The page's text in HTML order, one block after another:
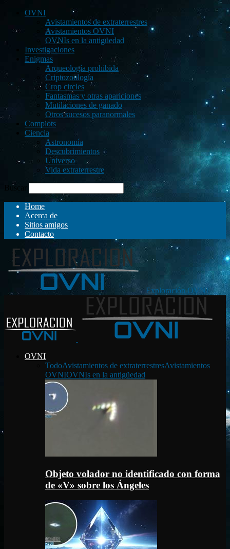
OVNI
Avistamientos de extraterrestres
Avistamientos OVNI
OVNIs en la antigüedad
Investigaciones
Enigmas
Arqueología prohibida
Criptozoología
Crop circles
Fantasmas y otras apariciones
Mutilaciones de ganado
Otros sucesos paranormales
Complots
Ciencia
Astronomía
Descubrimientos
Universo
Vida extraterrestre
Buscar
Home
Acerca de
Sitios amigos
Contacto
Exploración OVNI
OVNI
TodoAvistamientos de extraterrestresAvistamientos
OVNIOVNIs en la antigüedad
Objeto volador no identificado con forma
de «V» sobre los Ángeles